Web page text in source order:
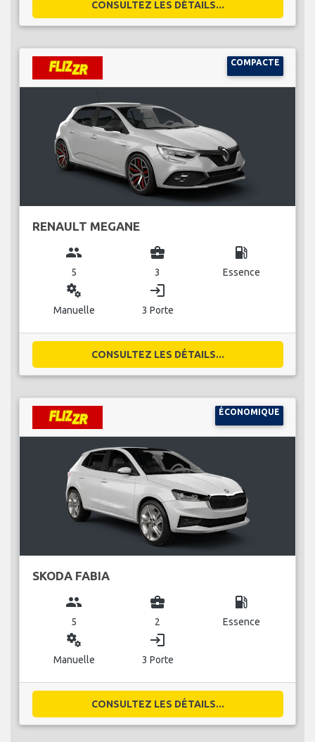
CONSULTEZ LES DÉTAILS...
COMPACTE
RENAULT MEGANE
group
5
business_center
3
local_gas_station
Essence
miscellaneous_services
Manuelle
login
3 Porte
CONSULTEZ LES DÉTAILS...
ÉCONOMIQUE
SKODA FABIA
group
5
business_center
2
local_gas_station
Essence
miscellaneous_services
Manuelle
login
3 Porte
CONSULTEZ LES DÉTAILS...